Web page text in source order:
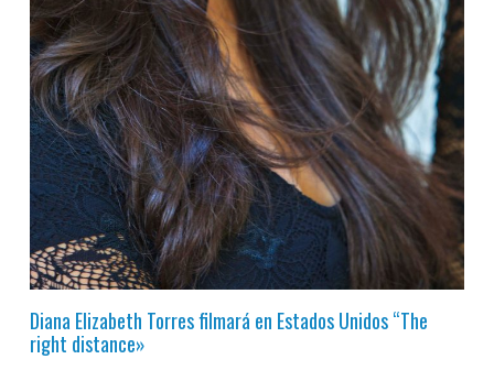
Diana Elizabeth Torres filmará en Estados Unidos “The
right distance»